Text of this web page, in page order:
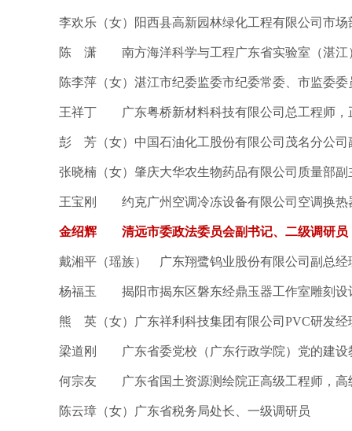
李欢乐（女）阳西县高新园林绿化工程有限公司市场
陈 潇 南方海洋科学与工程广东省实验室（湛江
陈李萍（女）湛江市纪委监委市纪委常委、市监委
王祥丁 广东粤桥新材料科技有限公司总工程师，
彭 芳（女）中国石油化工股份有限公司茂名分公司
张晓楠（女）肇庆大华农生物药品有限公司质量部副
王宝刚 约克广州空调冷冻设备有限公司空调换热
金绍辉 清远市委政法委员会副书记、二级调研员
戴湘平（瑶族） 广东翔鹭钨业股份有限公司副总经
杨福玉 揭阳市揭东区磐东经鼎玉器工作室雕刻设
熊 英（女）广东祥利科技集团有限公司PVC研发经
梁道刚 广东省委党校（广东行政学院）党的建设
何宗友 广东省国土资源测绘院正高级工程师，高
陈云璋（女）广东省税务局处长、一级调研员